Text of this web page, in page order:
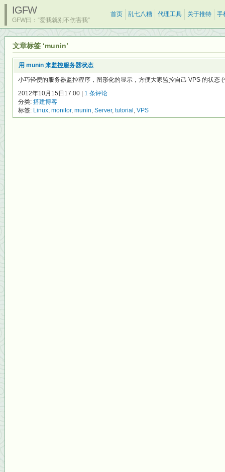
IGFW
GFW曰：“爱我就别不伤害我”
首页 乱七八糟 代理工具 关于推特 手
文章标签 ‘munin’
用 munin 来监控服务器状态
小巧轻便的服务器监控程序，图形化的显示，方便大家监控自己 VPS 的状
2012年10月15日17:00 | 1 条评论
分类: 搭建博客
标签: Linux, monitor, munin, Server, tutorial , VPS